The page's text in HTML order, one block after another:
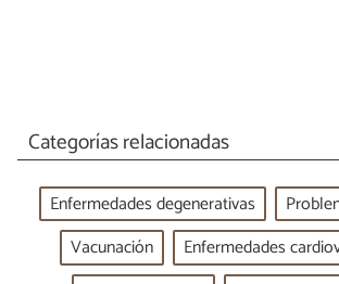
Categorías relacionadas
Enfermedades degenerativas
Vacunación
Enfermedades